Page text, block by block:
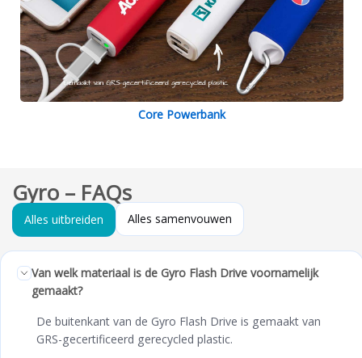
Core Powerbank
Gyro – FAQs
Alles uitbreiden Alles samenvouwen
Van welk materiaal is de Gyro Flash Drive voornamelijk
gemaakt?
De buitenkant van de Gyro Flash Drive is gemaakt van
GRS-gecertificeerd gerecycled plastic.